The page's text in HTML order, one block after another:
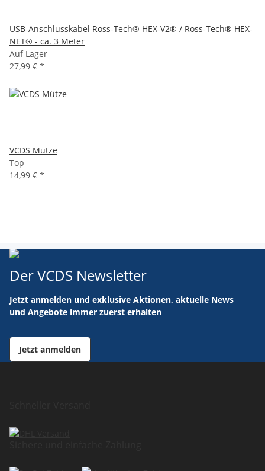
USB-Anschlusskabel Ross-Tech® HEX-V2® / Ross-Tech® HEX-
NET® - ca. 3 Meter
Auf Lager
27,99 € *
VCDS Mütze
Top
14,99 € *
Der VCDS Newsletter
Jetzt anmelden und exklusive Aktionen, aktuelle News
und Angebote immer zuerst erhalten
Jetzt anmelden